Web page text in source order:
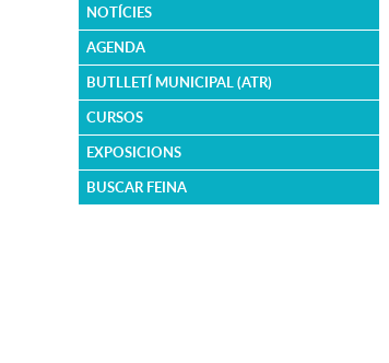
NOTÍCIES
AGENDA
BUTLLETÍ MUNICIPAL (ATR)
CURSOS
EXPOSICIONS
BUSCAR FEINA